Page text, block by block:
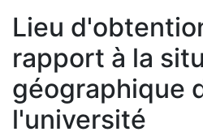
Lieu
rapport à la
géographique
l'université